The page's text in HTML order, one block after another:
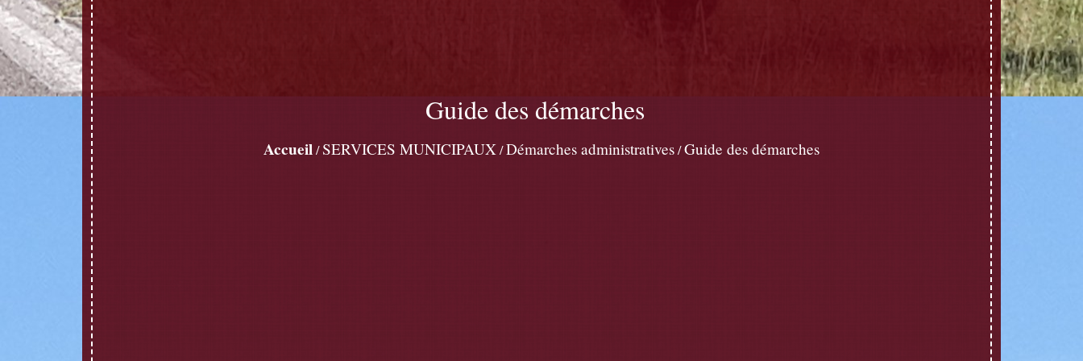
Guide des démarches
Accueil/SERVICES MUNICIPAUX/Démarches administratives/Guide des démarches